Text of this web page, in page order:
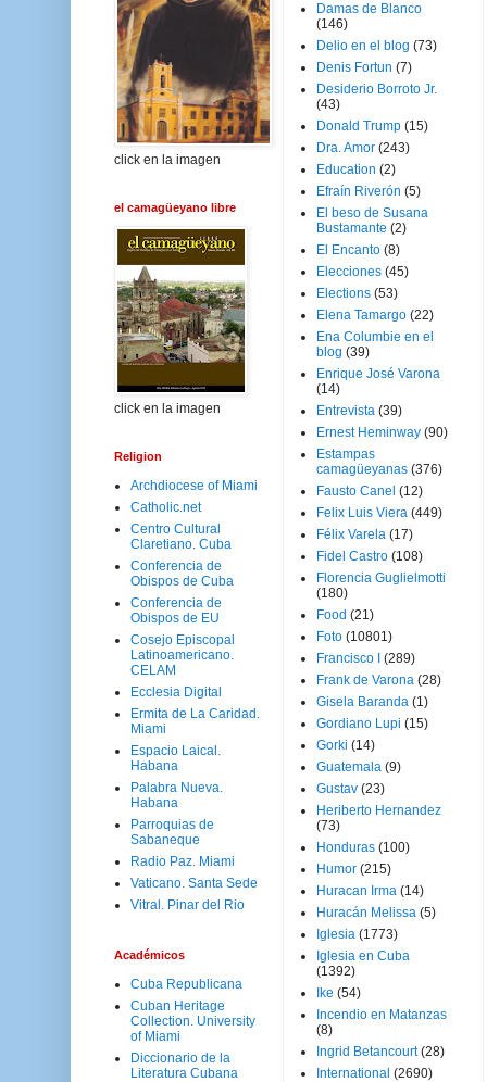
click en la imagen
el camagüeyano libre
click en la imagen
Religion
Archdiocese of Miami
Catholic.net
Centro Cultural
Claretiano. Cuba
Conferencia de
Obispos de Cuba
Conferencia de
Obispos de EU
Cosejo Episcopal
Latinoamericano.
CELAM
Ecclesia Digital
Ermita de La Caridad.
Miami
Espacio Laical.
Habana
Palabra Nueva.
Habana
Parroquias de
Sabaneque
Radio Paz. Miami
Vaticano. Santa Sede
Vitral. Pinar del Rio
Académicos
Cuba Republicana
Cuban Heritage
Collection. University
of Miami
Diccionario de la
Literatura Cubana
Damas de Blanco
(146)
Delio en el blog (73)
Denis Fortun (7)
Desiderio Borroto Jr.
(43)
Donald Trump (15)
Dra. Amor (243)
Education (2)
Efraín Riverón (5)
El beso de Susana
Bustamante (2)
El Encanto (8)
Elecciones (45)
Elections (53)
Elena Tamargo (22)
Ena Columbie en el
blog (39)
Enrique José Varona
(14)
Entrevista (39)
Ernest Heminway (90)
Estampas
camagüeyanas (376)
Fausto Canel (12)
Felix Luis Viera (449)
Félix Varela (17)
Fidel Castro (108)
Florencia Guglielmotti
(180)
Food (21)
Foto (10801)
Francisco I
(289)
Frank de Varona (28)
Gisela Baranda (1)
Gordiano Lupi (15)
Gorki (14)
Guatemala (9)
Gustav (23)
Heriberto Hernandez
(73)
Honduras (100)
Humor (215)
Huracan Irma (14)
Huracán Melissa (5)
Iglesia (1773)
Iglesia en Cuba
(1392)
Ike (54)
Incendio en Matanzas
(8)
Ingrid Betancourt (28)
International (2690)